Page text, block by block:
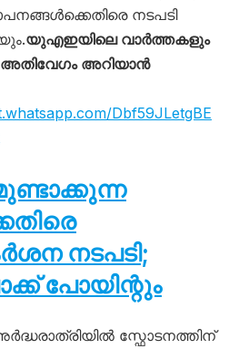
നടപടി
യുഎഇയിലെ വാർത്തകളും
അറിയാൻ
Dbf59JLetgBE
നടപടി;
പോയിന്റും
സ്ഫോടനത്തിന്